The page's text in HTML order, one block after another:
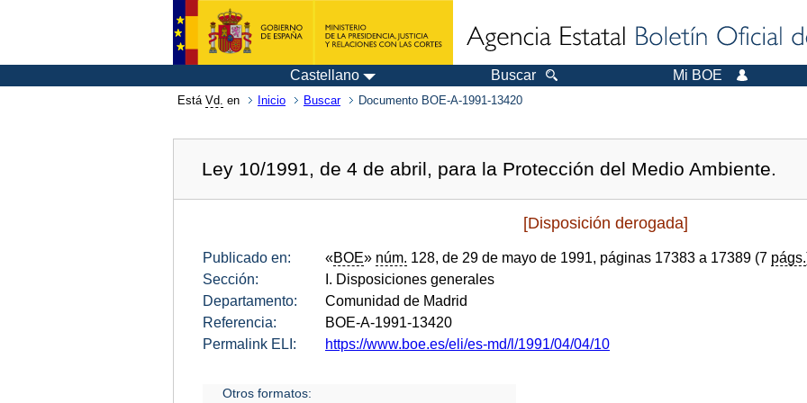
Castellano Buscar Mi BOE
Está Vd. en Inicio Buscar Documento BOE-A-1991-13420
Ley 10/1991, de 4 de abril, para la Protección del Medio Ambiente.
[Disposición derogada]
Publicado en: «BOE» núm. 128, de 29 de mayo de 1991, páginas 17383 a 17389 (7 págs.
Sección:
I. Disposiciones generales
Departamento:
Comunidad de Madrid
Referencia:
BOE-A-1991-13420
Permalink ELI:
https://www.boe.es/eli/es-md/l/1991/04/04/10
Otros formatos: